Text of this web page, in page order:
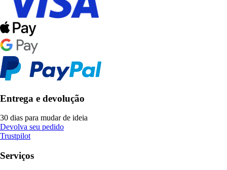
Entrega e devolução
30 dias para mudar de ideia
Devolva seu pedido
Trustpilot
Serviços